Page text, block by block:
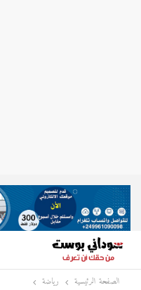
الصفحة الرئيسية رياضة